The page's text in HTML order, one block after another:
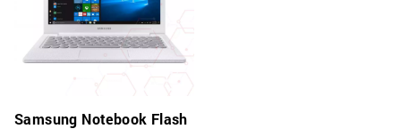
Samsung Notebook Flash